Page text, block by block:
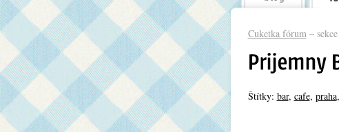
Cuketka fórum– sekce
Štítky: bar, cafe, praha,